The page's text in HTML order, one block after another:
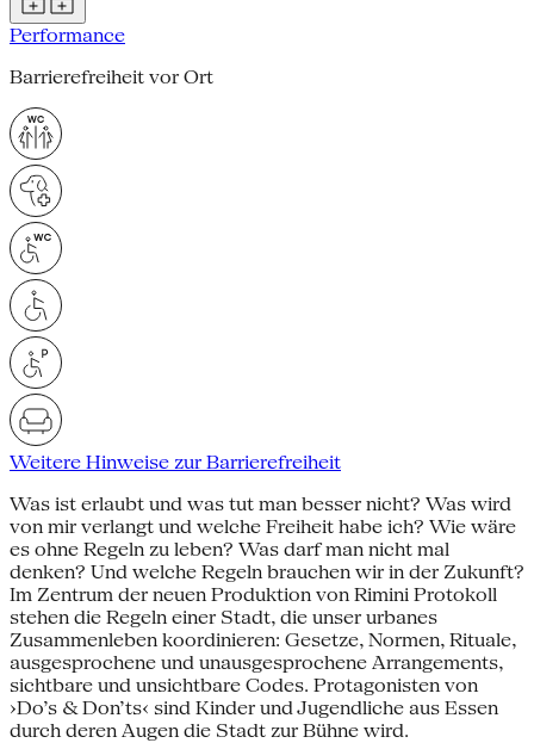
Performance
Barrierefreiheit vor Ort
Weitere Hinweise zur Barrierefreiheit
Was ist erlaubt und was tut man besser nicht? Was wird
von mir verlangt und welche Freiheit habe ich? Wie wäre
es ohne Regeln zu leben? Was darf man nicht mal
denken? Und welche Regeln brauchen wir in der Zukunft?
Im Zentrum der neuen Produktion von Rimini Protokoll
stehen die Regeln einer Stadt, die unser urbanes
Zusammenleben koordinieren: Gesetze, Normen, Rituale,
ausgesprochene und unausgesprochene Arrangements,
sichtbare und unsichtbare Codes. Protagonisten von
›Do’s & Don’ts‹ sind Kinder und Jugendliche aus Essen
durch deren Augen die Stadt zur Bühne wird.